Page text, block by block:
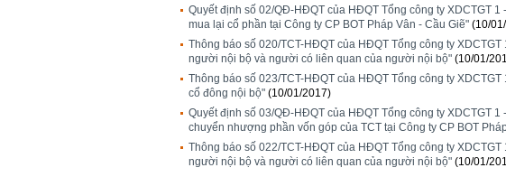
Quyết định số 02/QĐ-HĐQT của HĐQT Tổng công ty XDCTGT
mua lại cổ phần tại Công ty CP BOT Pháp Vân - Cầu Giẽ" (10/
Thông báo số 020/TCT-HĐQT của HĐQT Tổng công ty
người nội bộ và người có liên quan của người nội bộ" (10/01/
Thông báo số 023/TCT-HĐQT của HĐQT Tổng công ty
cổ đông nội bộ" (10/01/2017)
Quyết định số 03/QĐ-HĐQT của HĐQT Tổng công ty XDCTGT
chuyển nhượng phần vốn góp của TCT tại Công ty CP BOT
Thông báo số 022/TCT-HĐQT của HĐQT Tổng công ty
người nội bộ và người có liên quan của người nội bộ" (10/01/